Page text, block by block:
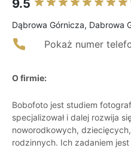
9.5
Dąbrowa Górnicza, Dabrowa
Pokaż numer
O firmie:
Bobofoto jest studiem
specjalizował i dalej rozwija
noworodkowych,
rodzinnych. Ich zadaniem